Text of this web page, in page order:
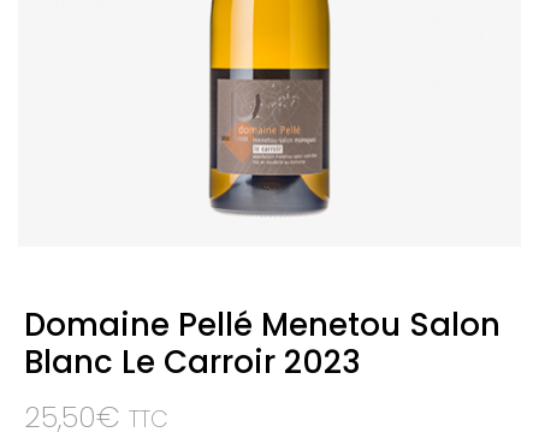
Domaine Pellé Menetou Salon
Blanc Le Carroir 2023
25,50€ TTC